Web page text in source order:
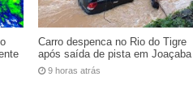
Carro despenca no Rio do Tigre
após saída de pista em Joaçaba
9 horas atrás